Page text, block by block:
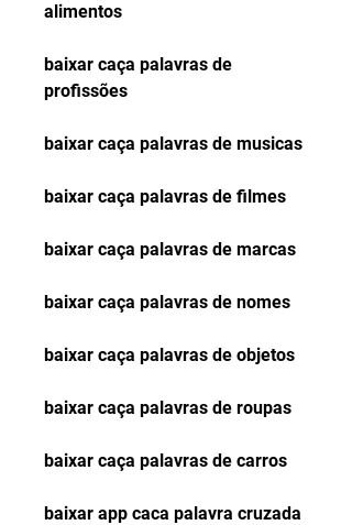
alimentos
baixar caça palavras de
profissões
baixar caça palavras de musicas
baixar caça palavras de filmes
baixar caça palavras de marcas
baixar caça palavras de nomes
baixar caça palavras de objetos
baixar caça palavras de roupas
baixar caça palavras de carros
baixar app caca palavra cruzada